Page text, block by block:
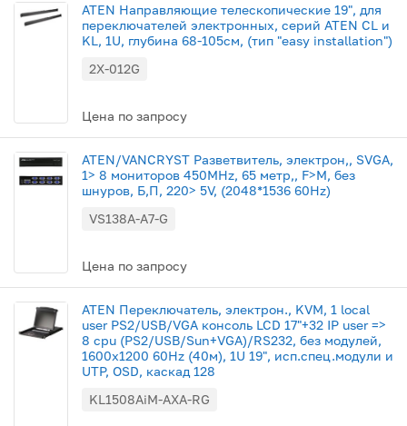
ATEN Направляющие телескопические 19", для
переключателей электронных, серий ATEN CL и
KL, 1U, глубина 68-105cм, (тип "easy installation")
2X-012G
Цена по запросу
ATEN/VANCRYST Разветвитель, электрон,, SVGA,
1> 8 мониторов 450MHz, 65 метр,, F>M, без
шнуров, Б,П, 220> 5V, (2048*1536 60Hz)
VS138A-A7-G
Цена по запросу
ATEN Переключатель, электрон., KVM, 1 local
user PS2/USB/VGA консоль LCD 17"+32 IP user =>
8 cpu (PS2/USB/Sun+VGA)/RS232, без модулей,
1600x1200 60Hz (40м), 1U 19", исп.спец.модули и
UTP, OSD, каскад 128
KL1508AiM-AXA-RG